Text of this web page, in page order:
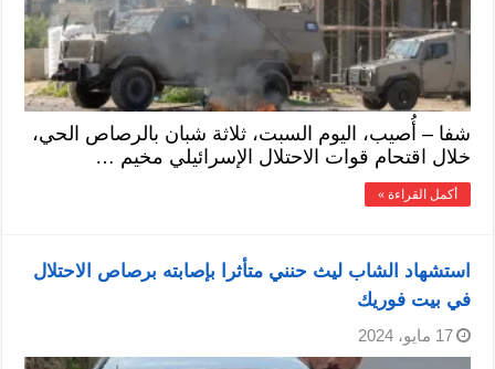
شفا – أُصيب، اليوم السبت، ثلاثة شبان بالرصاص الحي،
خلال اقتحام قوات الاحتلال الإسرائيلي مخيم …
أكمل القراءة »
استشهاد الشاب ليث حنني متأثرا بإصابته برصاص الاحتلال
في بيت فوريك
17 مايو، 2024